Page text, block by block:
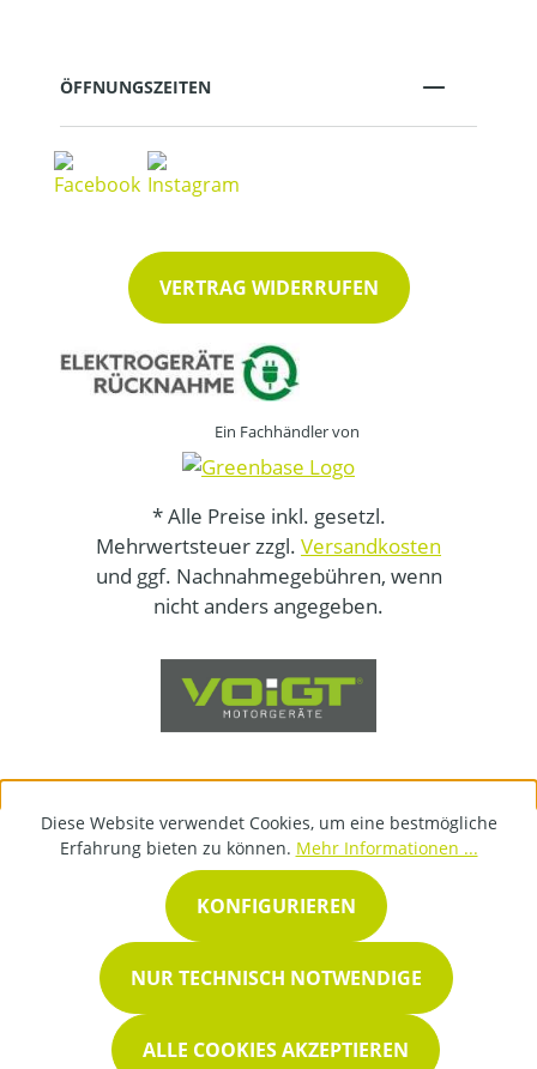
ÖFFNUNGSZEITEN
VERTRAG WIDERRUFEN
Ein Fachhändler von
* Alle Preise inkl. gesetzl.
Mehrwertsteuer zzgl. Versandkosten
und ggf. Nachnahmegebühren, wenn
nicht anders angegeben.
Diese Website verwendet Cookies, um eine bestmögliche
Erfahrung bieten zu können. Mehr Informationen ...
NUR TECHNISCH NOTWENDIGE
KONFIGURIEREN
ALLE COOKIES AKZEPTIEREN